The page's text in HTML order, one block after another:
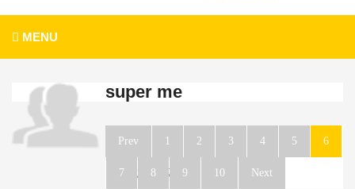
MENU
super me
Prev 1 2 3 4 5 6
7 8 9 10 Next
Page 6 of 261